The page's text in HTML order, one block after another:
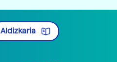
Aldizkaria